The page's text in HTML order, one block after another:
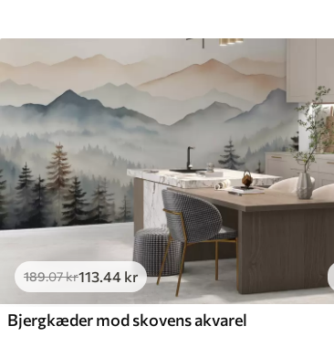
189.07kr113.44 kr
Bjergkæder mod skovens akvarel